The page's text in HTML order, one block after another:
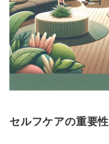
セルフケアの重要性